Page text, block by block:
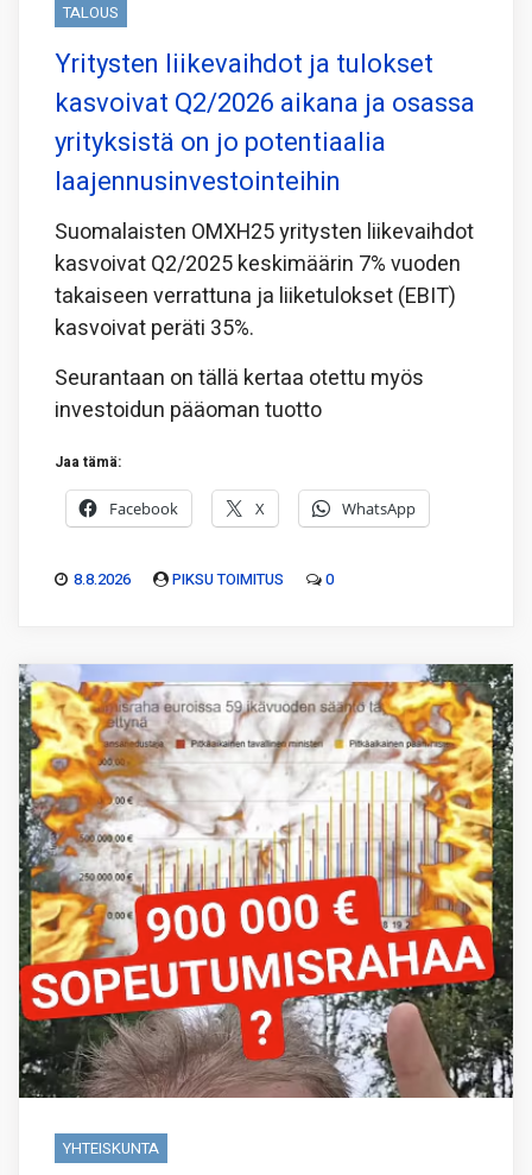
TALOUS
Yritysten liikevaihdot ja tulokset
kasvoivat Q2/2026 aikana ja osassa
yrityksistä on jo potentiaalia
laajennusinvestointeihin
Suomalaisten OMXH25 yritysten liikevaihdot
kasvoivat Q2/2025 keskimäärin 7% vuoden
takaiseen verrattuna ja liiketulokset (EBIT)
kasvoivat peräti 35%.
Seurantaan on tällä kertaa otettu myös
investoidun pääoman tuotto
Jaa tämä:
Facebook X WhatsApp
8.8.2026 PIKSU TOIMITUS 0
YHTEISKUNTA